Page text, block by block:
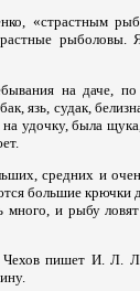
«страстным
рыболовы.
на даче, по
язь, судак,
удочку, была
средних и
большие крючки
много, и рыбу
пишет И. Л.